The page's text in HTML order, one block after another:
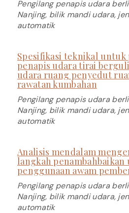
Pengilang penapis udara
Nanjing, bilik mandi udara,
automatik
Spesifikasi teknikal untuk
penapis udara tirai
udara ruang penyedut
rawatan kumbahan
Pengilang penapis udara
Nanjing, bilik mandi udara,
automatik
Analisis mendalam
langkah penambahbaikan
penggunaan awam
Pengilang penapis udara
Nanjing, bilik mandi udara,
automatik